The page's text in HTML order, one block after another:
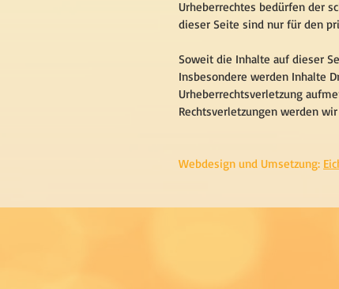
Urheberrechtes bedürfen der
dieser Seite sind nur für den
Soweit die Inhalte auf dieser
Insbesondere werden Inhalte
Urheberrechtsverletzung
Rechtsverletzungen werden
Webdesign und Umsetzung: